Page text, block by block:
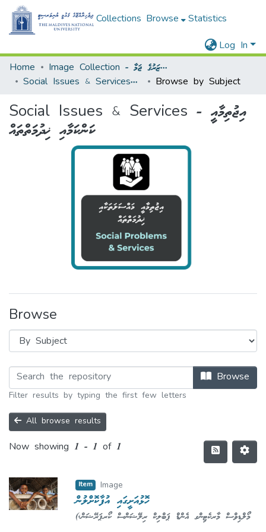
Collections Browse
Statistics
Log In
Home
Image Collection - މަންޒަރުގެ ޖަމާ
Social Issues & Services - އިޖުތިމާއީ ކަންކަމާއި ޚިދުމަތްތައް
Browse by Subject
Social Issues & Services - އިޖުތިމާއީ
ކަންކަމާއި ޚިދުމަތްތައް
Browse
Browse
Filter results by typing the first few letters
All browse results
Now showing 1 - 1 of 1
Item Image
ހޮޅުއަށީގައި އުފާކޮށްލުން
(މޯލްޑިވްސް މާރކެޓިންގ އެންޑް ޕަބްލިކް ރިލޭޝަންސް ކޯރޕަރޭޝަން,